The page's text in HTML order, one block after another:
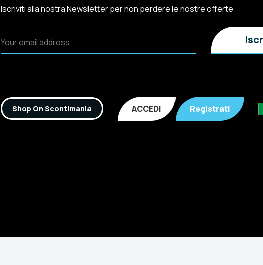
Iscriviti alla nostra Newsletter per non perdere le nostre offerte
Shop On Scontimania ACCEDI Registrati